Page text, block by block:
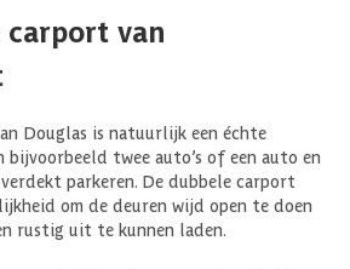
van
Douglas is natuurlijk een échte
bijvoorbeeld twee auto’s of een auto en
parkeren. De dubbele carport
om de deuren wijd open te doen
rustig uit te kunnen laden.